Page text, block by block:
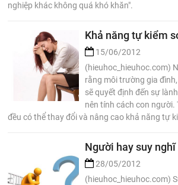
nghiệp khác không quá khó khăn".
Khả năng tự kiểm
15/06/2012
(hieuhoc_hieuhoc.com)
rằng môi trường gia
sẽ quyết định đến sự
nên tính cách con người.
đều có thể thay đổi và nâng cao khả năng tự
Người hay suy
28/05/2012
(hieuhoc_hieuhoc.com)